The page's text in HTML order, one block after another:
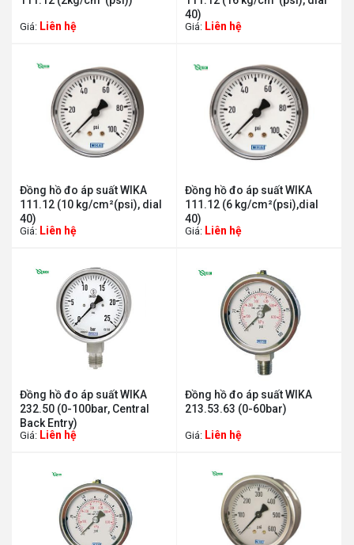
Giá: Liên hệ
40)
Giá: Liên hệ
Đồng hồ đo áp suất WIKA
111.12 (10 kg/cm²(psi), dial
40)
Giá: Liên hệ
Đồng hồ đo áp suất WIKA
111.12 (6 kg/cm²(psi),dial
40)
Giá: Liên hệ
Đồng hồ đo áp suất WIKA
232.50 (0-100bar, Central
Back Entry)
Giá: Liên hệ
Đồng hồ đo áp suất WIKA
213.53.63 (0-60bar)
Giá: Liên hệ